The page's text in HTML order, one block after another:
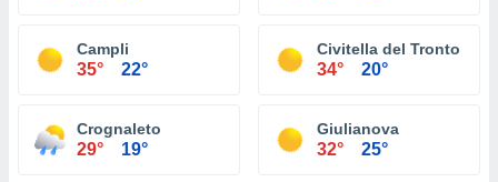
Campli
35° 22°
Civitella del Tronto
34° 20°
Crognaleto
29° 19°
Giulianova
32° 25°